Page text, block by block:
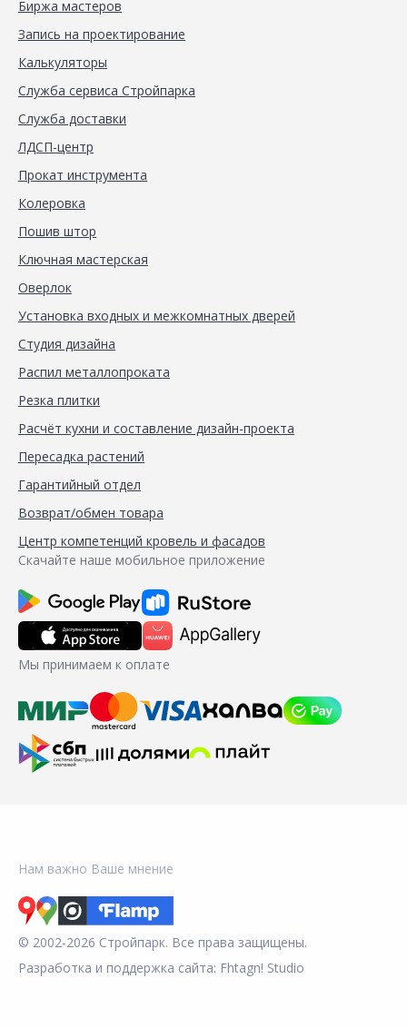
Биржа мастеров
Запись на проектирование
Калькуляторы
Служба сервиса Стройпарка
Служба доставки
ЛДСП-центр
Прокат инструмента
Колеровка
Пошив штор
Ключная мастерская
Оверлок
Установка входных и межкомнатных дверей
Студия дизайна
Распил металлопроката
Резка плитки
Расчёт кухни и составление дизайн-проекта
Пересадка растений
Гарантийный отдел
Возврат/обмен товара
Центр компетенций кровель и фасадов
Скачайте наше мобильное приложение
Мы принимаем к оплате
Нам важно Ваше мнение
© 2002-2026 Стройпарк. Все права защищены.
Разработка и поддержка сайта: Fhtagn! Studio